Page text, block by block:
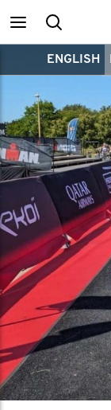
Main
menu
Buscar
ENGLISH